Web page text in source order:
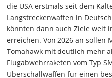
die USA erstmals seit dem
Langstreckenwaffen in
könnten dann auch Ziele weit
erreichen. Von 2026 an sollen
Tomahawk mit deutlich mehr
Flugabwehrraketen vom Typ
Überschallwaffen für einen